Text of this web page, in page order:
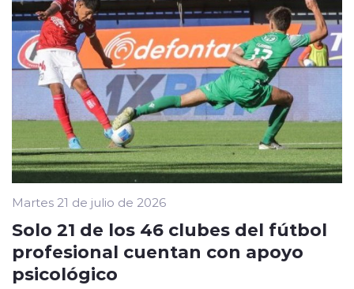
Martes 21 de julio de 2026
Solo 21 de los 46 clubes del fútbol
profesional cuentan con apoyo
psicológico